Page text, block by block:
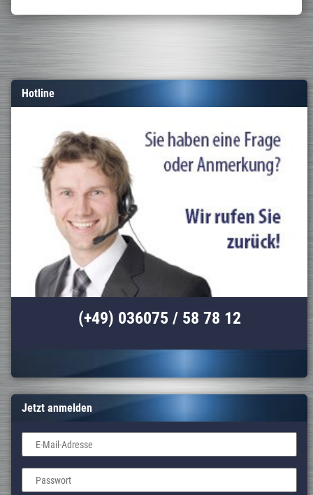
Hotline
(+49) 036075 / 58 78 12
Jetzt anmelden
E-Mail-Adresse
Passwort